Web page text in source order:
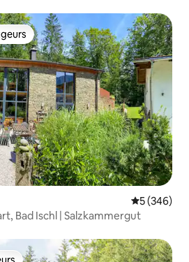
les plus appréciés
Évaluation
5 (346)
Bad Ischl | Salzkammergut